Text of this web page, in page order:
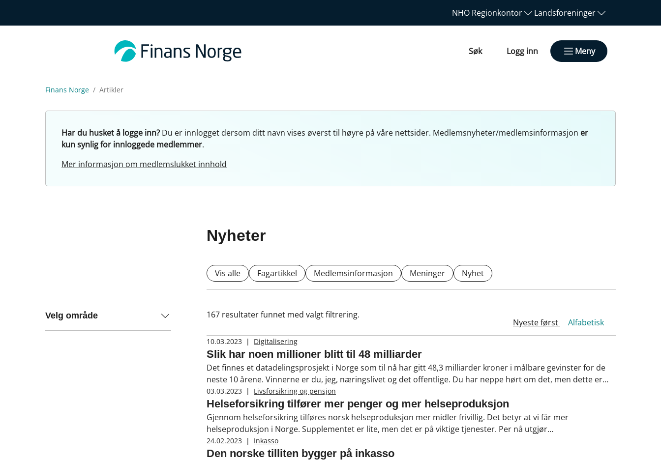
NHO Regionkontor Landsforeninger
Søk Logg inn Meny
Finans Norge Artikler
Har du husket å logge inn? Du er innlogget dersom ditt navn vises øverst til høyre på våre nettsider. Medlemsnyheter/medlemsinformasjon er
kun synlig for innloggede medlemmer.
Mer informasjon om medlemslukket innhold
Nyheter
Vis alle Fagartikkel Medlemsinformasjon Meninger Nyhet
Velg område 167 resultater funnet med valgt filtrering.
Nyeste først Alfabetisk
10.03.2023 | Digitalisering
Slik har noen millioner blitt til 48 milliarder
Det finnes et datadelingsprosjekt i Norge som til nå har gitt 48,3 milliarder kroner i målbare gevinster for de
neste 10 årene. Vinnerne er du, jeg, næringslivet og det offentlige. Du har neppe hørt om det, men dette er
bare starten på hva som er mulig hvis regjeringen prioriterer millioner til utvikling for å høste milliarder.
03.03.2023 | Livsforsikring og pensjon
Helseforsikring tilfører mer penger og mer helseproduksjon
Gjennom helseforsikring tilføres norsk helseproduksjon mer midler frivillig. Det betyr at vi får mer
helseproduksjon i Norge. Supplementet er lite, men det er på viktige tjenester. Per nå utgjør
helseforsikringsmarkedet kun om lag 1 prosent av det offentliges bruk på helse.
24.02.2023 | Inkasso
Den norske tilliten bygger på inkasso